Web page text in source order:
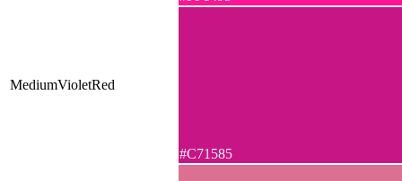
MediumVioletRed
#C71585